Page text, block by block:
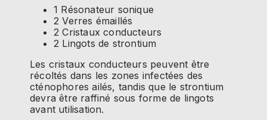
1 Résonateur sonique
2 Verres émaillés
2 Cristaux conducteurs
2 Lingots de strontium
Les cristaux conducteurs peuvent être
récoltés dans les zones infectées des
cténophores ailés, tandis que le strontium
devra être raffiné sous forme de lingots
avant utilisation.